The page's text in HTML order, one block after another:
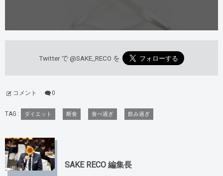
Twitter で@SAKE_RECO を
コメント 0
TAG : ダイエット 断食 食べ過ぎ 飲み過ぎ
SAKE RECO 編集長